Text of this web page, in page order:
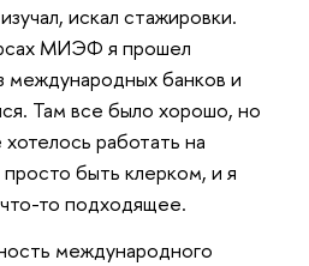
искал стажировки.
МИЭФ я прошел
международных банков и
Там все было хорошо, но
работать на
быть клерком, и я
то подходящее.
международного